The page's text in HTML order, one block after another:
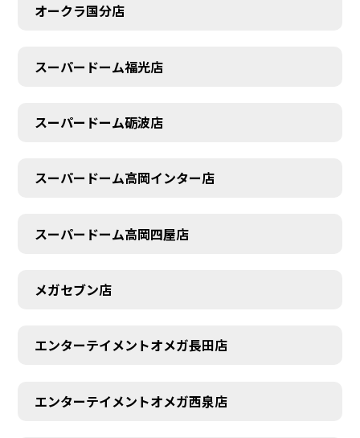
オークラ国分店
スーパードーム福光店
スーパードーム砺波店
スーパードーム高岡インター店
スーパードーム高岡四屋店
メガセブン店
エンターテイメントオメガ長田店
エンターテイメントオメガ西泉店